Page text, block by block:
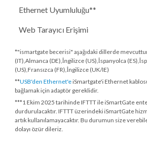
Ethernet Uyumluluğu**
Web Tarayıcı Erişimi
*"ismartgate becerisi" aşağıdaki dillerde
(IT),Almanca (DE),İngilizce (US),İspanyolca
(US),Fransızca (FR),İngilizce (UK/IE)
**USB'den Ethernet'eiSmartgate'i Ethernet
bağlamak için adaptör gereklidir.
***1 Ekim 2025 tarihindeIFTTT ile iSmartGate
durdurulacaktır. IFTTT üzerindeki iSmartGate
artık kullanılamayacaktır. Bu durumun size
dolayı özür dileriz.